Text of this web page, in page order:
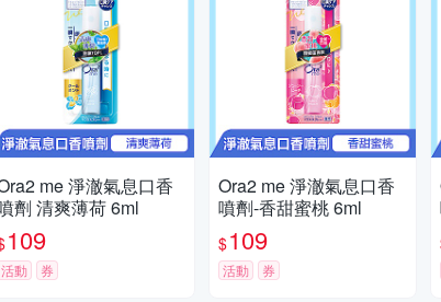
me 淨澈氣息口香
劑 清爽薄荷 6ml
109
活動 券
Ora2 me 淨澈氣息口香
噴劑-香甜蜜桃 6ml
$109
活動 券